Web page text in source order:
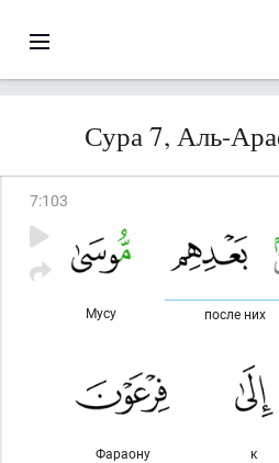
Сура 7, Аль-
7:103
после них
Мусу
к
Фараону